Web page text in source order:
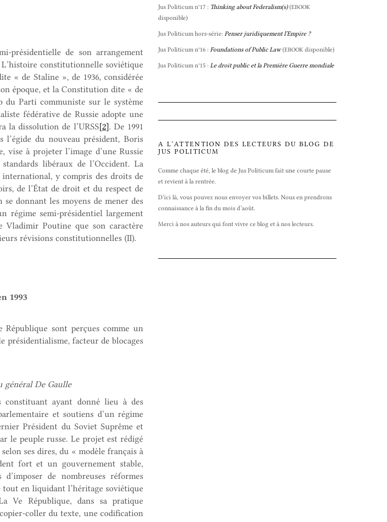
présidentielle de son arrangement
L’histoire constitutionnelle soviétique
« de Staline », de 1936, considérée
époque, et la Constitution dite « de
du Parti communiste sur le système
fédérative de Russie adopte une
la dissolution de l’URSS[2]. De 1991
l’égide du nouveau président, Boris
à projeter l’image d’une Russie
libéraux de l’Occident. La
y compris des droits de
de l’État de droit et du respect de
donnant les moyens de mener des
régime semi-présidentiel largement
Vladimir Poutine que son caractère
révisions constitutionnelles (II).
1993
sont perçues comme un
facteur de blocages
général De Gaulle
constituant ayant donné lieu à des
et soutiens d’un régime
Président du Soviet Suprême et
le peuple russe. Le projet est rédigé
ses dires, du « modèle français à
fort et un gouvernement stable,
de nombreuses réformes
tout en liquidant l’héritage soviétique
Ve République, dans sa pratique
coller du texte, une codification
Jus Politicum n°17 : Thinking about Federalism(s) (EBOOK
disponible)
Jus Politicum hors-série: Penser juridiquement l’Empire ?
Jus Politicum n°16 : Foundations of Public Law (EBOOK disponible)
Jus Politicum n°15 : Le droit public et la Première Guerre mondiale
A L’ATTENTION DES LECTEURS DU BLOG DE
JUS POLITICUM
Comme chaque été, le blog de Jus Politicum fait une courte pause
et revient à la rentrée.
D’ici là, vous pouvez nous envoyer vos billets. Nous en prendrons
connaissance à la fin du mois d’août.
Merci à nos auteurs qui font vivre ce blog et à nos lecteurs.